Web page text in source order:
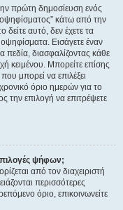
πρώτη δημοσίευση ενός
κάτω από την
αυτό, δεν έχετε τα
Εισάγετε έναν
πεδία, διασφαλίζοντας κάθε
κειμένου. Μπορείτε επίσης
μπορεί να επιλέξει
όριο ημερών για το
την επιλογή να επιτρέψετε
ψήφων;
από τον διαχειριστή
περισσότερες
όριο, επικοινωνείτε